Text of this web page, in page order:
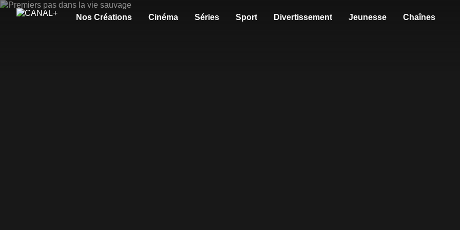
Nos Créations Cinéma Séries Sport Divertissement Jeunesse Chaînes